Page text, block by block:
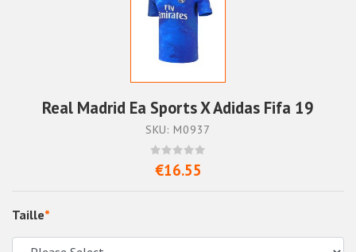
Real Madrid Ea Sports X Adidas Fifa 19
SKU: M0937
€16.55
Taille*